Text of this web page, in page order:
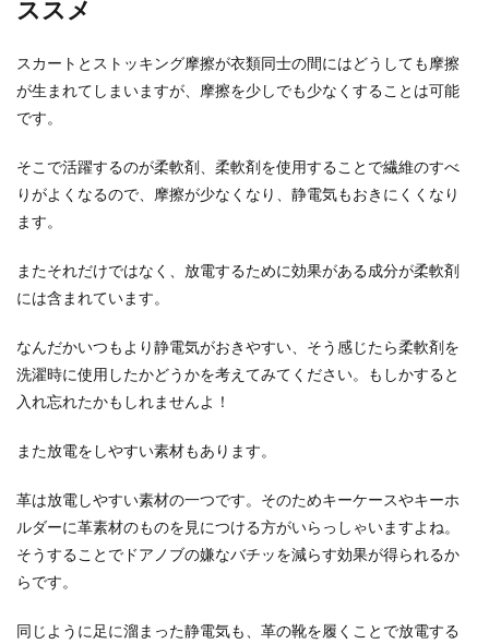
ススメ
スカートとストッキング摩擦が衣類同士の間にはどうしても摩擦
が生まれてしまいますが、摩擦を少しでも少なくすることは可能
です。
そこで活躍するのが柔軟剤、柔軟剤を使用することで繊維のすべ
りがよくなるので、摩擦が少なくなり、静電気もおきにくくなり
ます。
またそれだけではなく、放電するために効果がある成分が柔軟剤
には含まれています。
なんだかいつもより静電気がおきやすい、そう感じたら柔軟剤を
洗濯時に使用したかどうかを考えてみてください。もしかすると
入れ忘れたかもしれませんよ！
また放電をしやすい素材もあります。
革は放電しやすい素材の一つです。そのためキーケースやキーホ
ルダーに革素材のものを見につける方がいらっしゃいますよね。
そうすることでドアノブの嫌なバチッを減らす効果が得られるか
らです。
同じように足に溜まった静電気も、革の靴を履くことで放電する